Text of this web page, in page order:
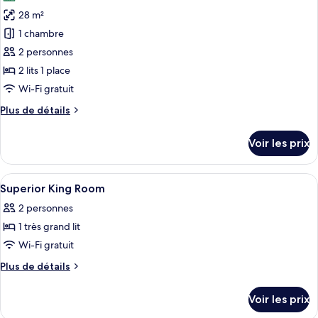
Exécutive
photos
pour
ce
type
de
chambre :
Chambre
lits
jumeaux
28 m²
1 chambre
2 personnes
2 lits 1 place
Wi-Fi gratuit
Plus de détails
Plus
le
type
de
chambre
Chambre
Supérieure
lits
jumeaux
Voir les prix
Afficher
toutes
les
photos
pour
ce
chambre :
Literie de qualité supérieure, articles
4
Superior King Room
2 personnes
1 très grand lit
Wi-Fi gratuit
Plus de détails
Plus
Voir les prix